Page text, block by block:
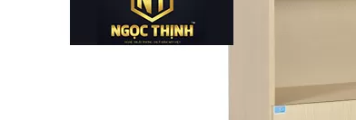
Bếp từ-Bếp hồng ngoại
Chậu rửa bát